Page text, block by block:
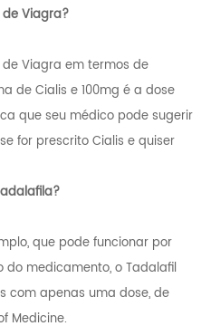
Viagra?
Viagra em termos de
de Cialis e 100mg é a dose
que seu médico pode sugerir
for prescrito Cialis e quiser
que pode funcionar por
medicamento, o Tadalafil
com apenas uma dose, de
Medicine.